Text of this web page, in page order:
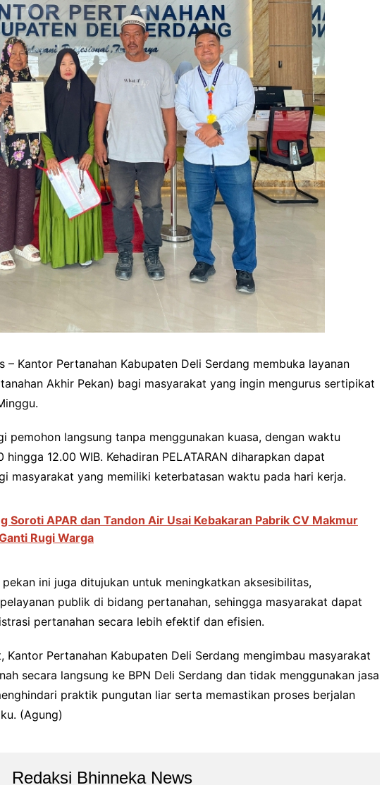
– Kantor Pertanahan Kabupaten Deli Serdang membuka layanan
Akhir Pekan) bagi masyarakat yang ingin mengurus sertipikat
pemohon langsung tanpa menggunakan kuasa, dengan waktu
12.00 WIB. Kehadiran PELATARAN diharapkan dapat
masyarakat yang memiliki keterbatasan waktu pada hari kerja.
Soroti APAR dan Tandon Air Usai Kebakaran Pabrik CV Makmur
Rugi Warga
ini juga ditujukan untuk meningkatkan aksesibilitas,
publik di bidang pertanahan, sehingga masyarakat dapat
pertanahan secara lebih efektif dan efisien.
Kantor Pertanahan Kabupaten Deli Serdang mengimbau masyarakat
secara langsung ke BPN Deli Serdang dan tidak menggunakan jasa
praktik pungutan liar serta memastikan proses berjalan
(Agung)
Redaksi Bhinneka News